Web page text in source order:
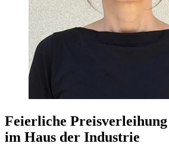
Feierliche
im Haus der Industrie